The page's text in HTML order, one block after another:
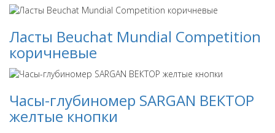
Ласты Beuchat Mundial Competition
коричневые
Часы-глубиномер SARGAN ВЕКТОР
желтые кнопки